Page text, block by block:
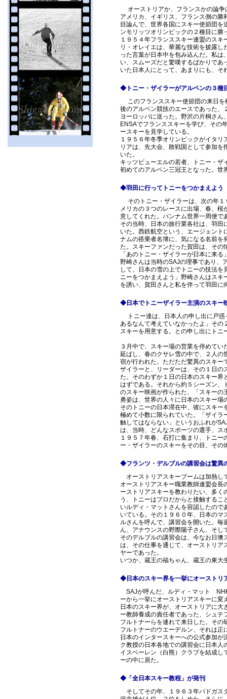
オーストリアか、フランスかの論争
アメリカ、イギリス、フランス側の
目論んで、世界各国にスキー使節団
ンモリッツオリンピックの２種目に
１９５４年フランススキー連盟のス
リ・オレイエは、華麗な技術を披露
った言葉が日本中を包み込んだ。私
い、スムーズだと驚嘆するばかりで
いた日本人にとって、あまりにも、そ
◆トニー・ザイラーがアルペンの３種
このフランススキー使節団の来日を
後のアルペン競技のエースであった、
ヨーロッパに送った。野沢の片桐さ
ENSAでフランススキーを学び、その
ースキーを見学している。
１９５６年冬季オリンピックがイタ
リアは、先大会、敗戦国として参加
いた。
キッツビューエルの若者、トニー・
初めてのアルペン三冠王となった。世
◆羽田に行ってトニーをつかまえよう
そのトニー・ザイラーは、次の年１
メリカの３つのレースに出場、春、
意してくれた。パンナム世界一周便で
その当時、日本の旅行業各社は、羽
いた。西鉄航空という、エージェン
ナムの搭乗者名簿に、気になる名前を
た。スキーファンだった賀田は、その
「あのトニー・ザイラーが日本に来
野崎さんは当時のSAJの理事であり、
して、日本の雪の上でトニーの技法
ニーをつかまえよう」野崎さんはス
を誘い、賀田さんと私を伴って羽田に
◆日本でトニーザイラー主演のスキー
トニー達は、日本人の申し出に戸惑
あるなんて考えていなかったよ」その
スキーを用意する。との申し出にト
３月中で、スキー場の営業を停めて
延ばし、春のクサレ雪の中で、２人の
宿が行われた。ただただ驚異のスキー
ザイラーと、リーダーは、その１日の
た。そのわずか１日の日本のスキー界
はずである。それから約５シーズン、
のスキー映画が作られた、「スキーの
勇姿は、世界の人々に日本のスキー場
そのトニーの日本滞在中、彼にスキ
極めて小数に限られていた。「ザイラ
触してはならない」というおふれが
は、当時、どんなスポーツの選手、ス
１９５７年春、石打に集まり、トニ
ー・ザイラーのスキーをその目、その
◆フランツ・デルブルの講習会は驚異
オーストリアスキーブームは加熱し
オーストリアスキー職業教師連盟会
ーストリアスキーを教わりたい、多
う、トニーはプロだからと接触する
いルディ・マットさんを容認したの
いている。その１９６０年、日本の
ルさんを呼んで、講習会を開いた。
ん、アナウンスの野際陽子さん、そ
そのデルブルの講習会は、今なお日
は、その仕事を通じて、オーストリア
ヤーであった。
いつか、蔵王の福ちゃん、蔵王の東
◆日本のスキー界を一挙にオーストリ
SAJが呼んだ、ルディ・マット
ーから一挙にオーストリアスキーに変
日本のスキー界が、オーストリアに
ー教師養成の責任者であった、シュ
フルトナーらを連れて来日した。そ
フルトナーのウエーデルン、それは
日本のインタースキーへの公式参加が
ク教授の日本各地での講習会に日本
イスベーレン（白熊）クラブを結成
ーの中に居た。
◆「全日本スキー教程」が発刊
そしてその年、１９６３年バドガス